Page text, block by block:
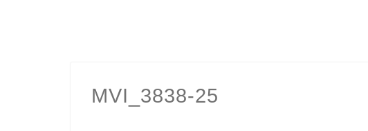
MVI_3838-25